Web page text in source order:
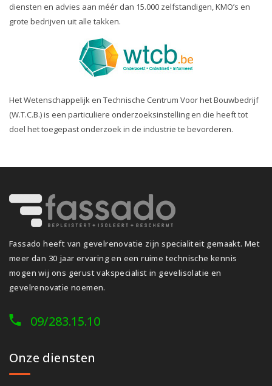
diensten en advies aan méér dan 15.000 zelfstandigen, KMO’s en
grote bedrijven uit alle takken.
Het Wetenschappelijk en Technische Centrum Voor het Bouwbedrijf
(W.T.C.B.) is een particuliere onderzoeksinstelling en die heeft tot
doel het toegepast onderzoek in de industrie te bevorderen.
Fassado heeft van gevelrenovatie zijn specialiteit gemaakt. Met
meer dan 30 jaar ervaring en een ruime technische kennis
mogen wij ons gerust vakspecialist in gevelisolatie en
gevelrenovatie noemen.
09/283.15.10
Onze diensten